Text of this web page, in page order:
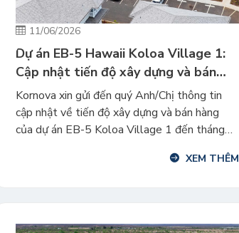
11/06/2026
Dự án EB-5 Hawaii Koloa Village 1:
Cập nhật tiến độ xây dựng và bán
hàng tháng 5/2026
Kornova xin gửi đến quý Anh/Chị thông tin
cập nhật về tiến độ xây dựng và bán hàng
của dự án EB-5 Koloa Village 1 đến tháng
sắc. Công tác xây dựng dự án giai đoạn 1 dự
XEM THÊM